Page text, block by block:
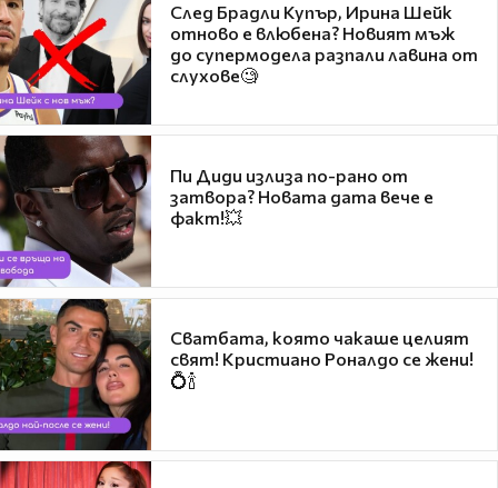
След Брадли Купър, Ирина Шейк
отново е влюбена? Новият мъж
до супермодела разпали лавина от
слухове🧐
Пи Диди излиза по-рано от
затвора? Новата дата вече е
факт!💥
Сватбата, която чакаше целият
свят! Кристиано Роналдо се жени!
💍🍾